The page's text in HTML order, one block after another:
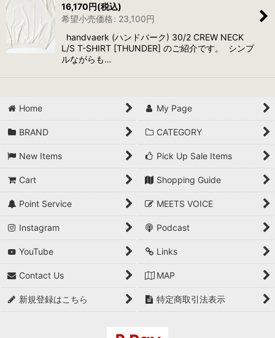
16,170円(税込)
希望小売価格: 23,100円
handvaerk (ハンドバーク) 30/2 CREW NECK
L/S T-SHIRT [THUNDER] のご紹介です。 シンプ
ルながらも…
Home My Page
BRAND CATEGORY
New Items Pick Up Sale Items
Cart Shopping Guide
Point Service MEETS VOICE
Instagram Podcast
YouTube Links
Contact Us MAP
新規登録はこちら 特定商取引法表示